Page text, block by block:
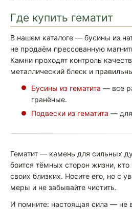
Где купить гематит
В нашем каталоге — бусины из
не продаём прессованную
Камни проходят контроль
металлический блеск и
Бусины из гематита — все
гранёные.
Подвески из гематита —
Гематит — камень для сильных
боится тёмных сторон жизни, кто
своих близких. Носите его, но с
меры и не забывайте чистить.
И помните: настоящая сила — не